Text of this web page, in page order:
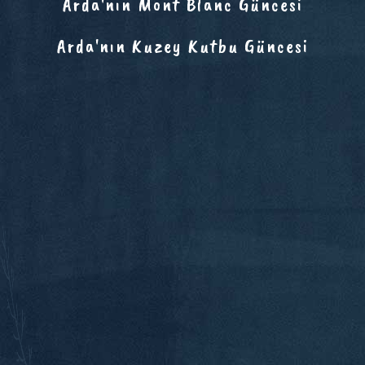
Arda'nın Kuzey Kutbu Güncesi